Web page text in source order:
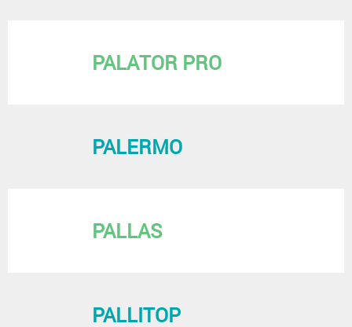
PALATOR PRO
PALERMO
PALLAS
PALLITOP